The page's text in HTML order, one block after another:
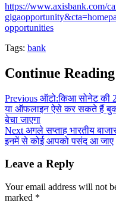
https://www.axisbank.com/
opportunities
Tags: bank
Continue Reading
Previous ऑटो:किआ सोनेट की
या ऑफलाइन ऐसे कर सकते हैं बुक;
बेचा जाएगा
Next अगले सप्ताह भारतीय
इनमें से कोई आपको पसंद आ जाए
Leave a Reply
Your email address will not
marked *